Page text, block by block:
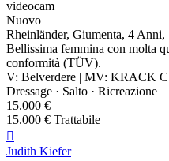
videocam
Nuovo
Rheinländer, Giumenta, 4
Bellissima femmina con molta
conformità (TÜV).
V: Belverdere | MV: KRACK
Dressage · Salto · Ricreazione
15.000 €
15.000 € Trattabile

Judith Kiefer